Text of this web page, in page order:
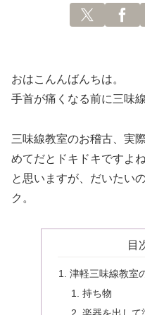
おはこんんばんちは。
手首が痛くなる前に三味
三味線教室のお稽古、実
めてだとドキドキですよ
と思いますが、だいたい
ク。
目
津軽三味線教室
持ち物